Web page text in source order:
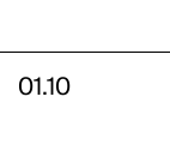
01.10